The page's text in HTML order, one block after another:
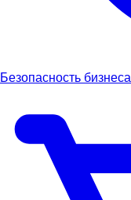
Безопасность бизнеса